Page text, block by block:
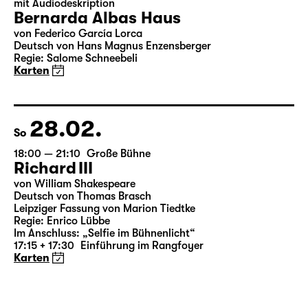
Sa 27.02.
19:30 Große Bühne
mit Audiodeskription
Bernarda Albas Haus
Regie: Salome Schneebeli
Karten
So 28.02.
18:00 — 21:10 Große Bühne
Richard III
von William Shakespeare
Deutsch von Thomas Brasch
Leipziger Fassung von Marion Tiedtke